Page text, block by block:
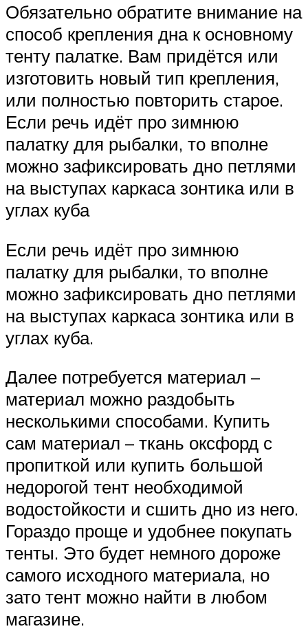
Обязательно обратите внимание на
способ крепления дна к основному
тенту палатке. Вам придётся или
изготовить новый тип крепления,
или полностью повторить старое.
Если речь идёт про зимнюю
палатку для рыбалки, то вполне
можно зафиксировать дно петлями
на выступах каркаса зонтика или в
углах куба
Если речь идёт про зимнюю
палатку для рыбалки, то вполне
можно зафиксировать дно петлями
на выступах каркаса зонтика или в
углах куба.
Далее потребуется материал –
материал можно раздобыть
несколькими способами. Купить
сам материал – ткань оксфорд с
пропиткой или купить большой
недорогой тент необходимой
водостойкости и сшить дно из него.
Гораздо проще и удобнее покупать
тенты. Это будет немного дороже
самого исходного материала, но
зато тент можно найти в любом
магазине.